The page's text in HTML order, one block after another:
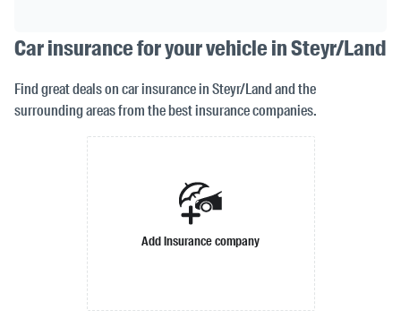
Car insurance for your vehicle in Steyr/Land
Find great deals on car insurance in Steyr/Land and the
surrounding areas from the best insurance companies.
Add insurance company